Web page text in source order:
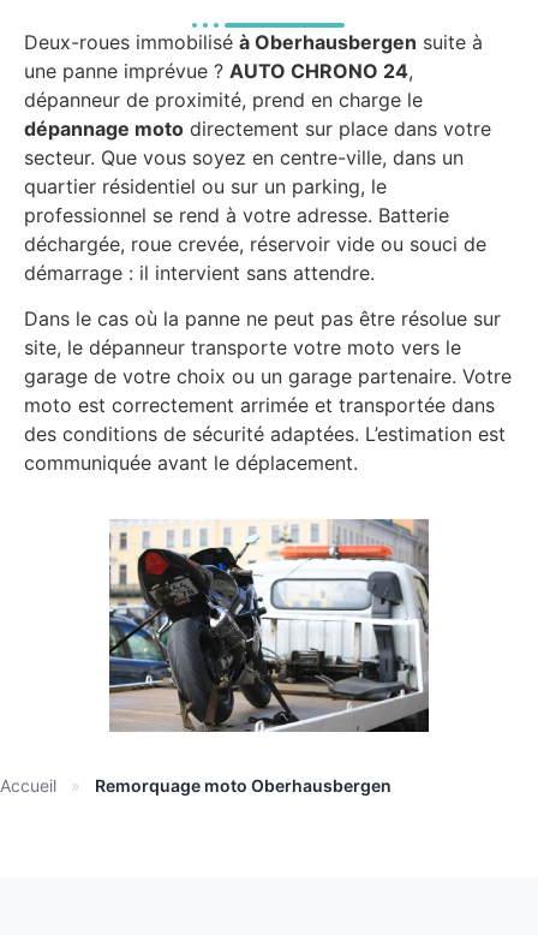
Deux-roues immobilisé à Oberhausbergen suite à
une panne imprévue ? AUTO CHRONO 24,
dépanneur de proximité, prend en charge le
dépannage moto directement sur place dans votre
secteur. Que vous soyez en centre-ville, dans un
quartier résidentiel ou sur un parking, le
professionnel se rend à votre adresse. Batterie
déchargée, roue crevée, réservoir vide ou souci de
démarrage : il intervient sans attendre.
Dans le cas où la panne ne peut pas être résolue sur
site, le dépanneur transporte votre moto vers le
garage de votre choix ou un garage partenaire. Votre
moto est correctement arrimée et transportée dans
des conditions de sécurité adaptées. L’estimation est
communiquée avant le déplacement.
Accueil » Remorquage moto Oberhausbergen